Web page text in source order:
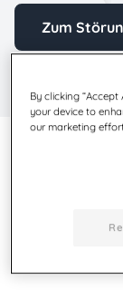
Zum
By clicking
your device to
our marketing